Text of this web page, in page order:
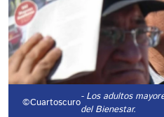
©Cuartoscuro- Los adultos
del Bienestar.